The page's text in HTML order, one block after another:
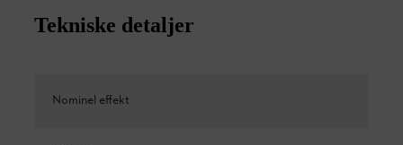
Tekniske detaljer
Nominel effekt